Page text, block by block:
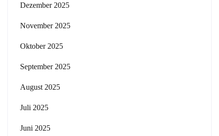
Dezember 2025
November 2025
Oktober 2025
September 2025
August 2025
Juli 2025
Juni 2025